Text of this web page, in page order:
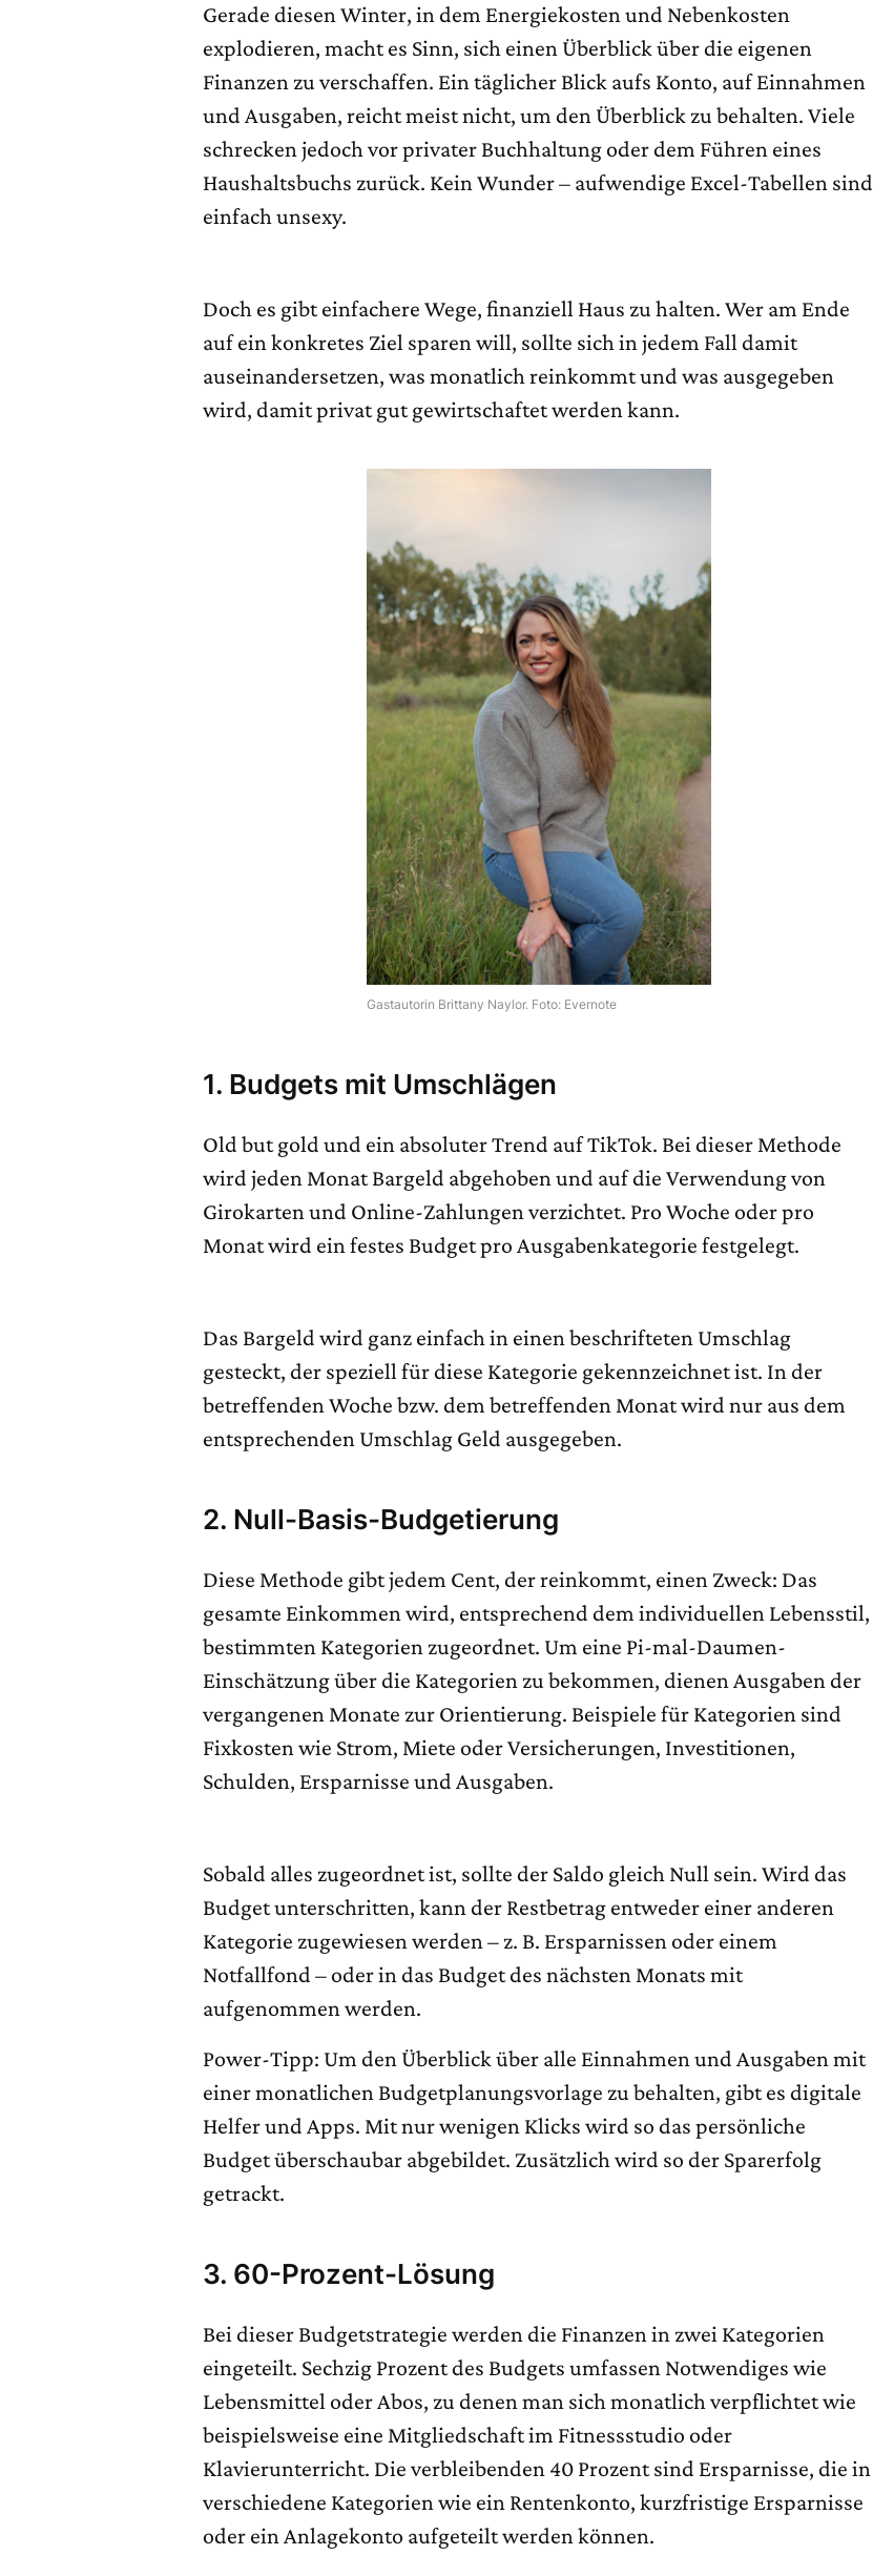
Gerade diesen Winter, in dem Energiekosten und Nebenkosten
explodieren, macht es Sinn, sich einen Überblick über die eigenen
Finanzen zu verschaffen. Ein täglicher Blick aufs Konto, auf Einnahmen
und Ausgaben, reicht meist nicht, um den Überblick zu behalten. Viele
schrecken jedoch vor privater Buchhaltung oder dem Führen eines
Haushaltsbuchs zurück. Kein Wunder – aufwendige Excel-Tabellen sind
einfach unsexy.
Doch es gibt einfachere Wege, finanziell Haus zu halten. Wer am Ende
auf ein konkretes Ziel sparen will, sollte sich in jedem Fall damit
auseinandersetzen, was monatlich reinkommt und was ausgegeben
wird, damit privat gut gewirtschaftet werden kann.
Gastautorin Brittany Naylor. Foto: Evernote
1. Budgets mit Umschlägen
Old but gold und ein absoluter Trend auf TikTok. Bei dieser Methode
wird jeden Monat Bargeld abgehoben und auf die Verwendung von
Girokarten und Online-Zahlungen verzichtet. Pro Woche oder pro
Monat wird ein festes Budget pro Ausgabenkategorie festgelegt.
Das Bargeld wird ganz einfach in einen beschrifteten Umschlag
gesteckt, der speziell für diese Kategorie gekennzeichnet ist. In der
betreffenden Woche bzw. dem betreffenden Monat wird nur aus dem
entsprechenden Umschlag Geld ausgegeben.
2. Null-Basis-Budgetierung
Diese Methode gibt jedem Cent, der reinkommt, einen Zweck: Das
gesamte Einkommen wird, entsprechend dem individuellen Lebensstil,
bestimmten Kategorien zugeordnet. Um eine Pi-mal-Daumen-
Einschätzung über die Kategorien zu bekommen, dienen Ausgaben der
vergangenen Monate zur Orientierung. Beispiele für Kategorien sind
Fixkosten wie Strom, Miete oder Versicherungen, Investitionen,
Schulden, Ersparnisse und Ausgaben.
Sobald alles zugeordnet ist, sollte der Saldo gleich Null sein. Wird das
Budget unterschritten, kann der Restbetrag entweder einer anderen
Kategorie zugewiesen werden – z. B. Ersparnissen oder einem
Notfallfond – oder in das Budget des nächsten Monats mit
aufgenommen werden.
Power-Tipp: Um den Überblick über alle Einnahmen und Ausgaben mit
einer monatlichen Budgetplanungsvorlage zu behalten, gibt es digitale
Helfer und Apps. Mit nur wenigen Klicks wird so das persönliche
Budget überschaubar abgebildet. Zusätzlich wird so der Sparerfolg
getrackt.
3. 60-Prozent-Lösung
Bei dieser Budgetstrategie werden die Finanzen in zwei Kategorien
eingeteilt. Sechzig Prozent des Budgets umfassen Notwendiges wie
Lebensmittel oder Abos, zu denen man sich monatlich verpflichtet wie
beispielsweise eine Mitgliedschaft im Fitnessstudio oder
Klavierunterricht. Die verbleibenden 40 Prozent sind Ersparnisse, die in
verschiedene Kategorien wie ein Rentenkonto, kurzfristige Ersparnisse
oder ein Anlagekonto aufgeteilt werden können.